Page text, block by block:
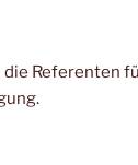
Referenten